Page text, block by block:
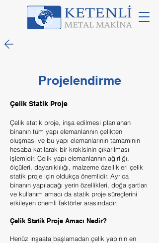
Projelendirme
Çelik Statik Proje
Çelik statik proje, inşa edilmesi planlanan
binanın tüm yapı elemanlarının çelikten
oluşması ve bu yapı elemanlarının tamamının
hesaba katılarak bir krokisinin çıkarılması
işlemidir. Çelik yapı elemanlarının ağırlığı,
ölçüleri, dayanıklılığı, malzeme özellikleri çelik
statik proje için oldukça önemlidir. Ayrıca
binanın yapılacağı yerin özellikleri, doğa şartları
ve kullanım amacı da statik proje süreçlerini
etkileyen önemli faktörler arasındadır.
Çelik Statik Proje Amacı Nedir?
Henüz inşaata başlamadan çelik yapının en